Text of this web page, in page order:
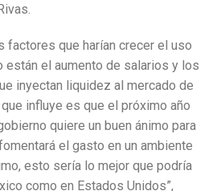
factores que harían crecer el uso
están el aumento de salarios y los
inyectan liquidez al mercado de
influye es que el próximo año
quiere un buen ánimo para
el gasto en un ambiente
esto sería lo mejor que podría
como en Estados Unidos”,